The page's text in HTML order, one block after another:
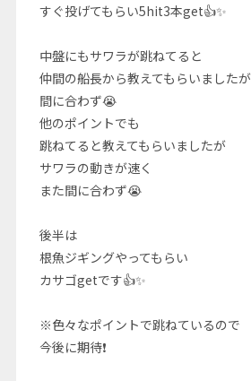
すぐ投げてもらい5hit3本get👍✨
中盤にもサワラが跳ねてると
仲間の船長から教えてもらいましたが
間に合わず😭
他のポイントでも
跳ねてると教えてもらいましたが
サワラの動きが速く
また間に合わず😭
後半は
根魚ジギングやってもらい
カサゴgetです👍✨
※色々なポイントで跳ねているので
今後に期待❗